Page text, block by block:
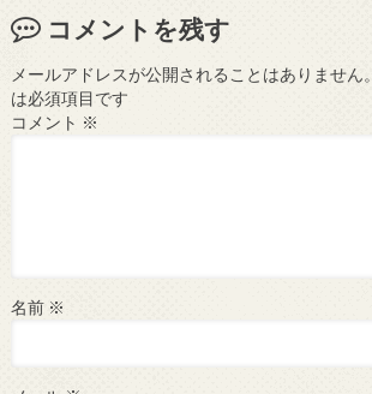
コメントを残す
メールアドレスが公開されることはありません。
は必須項目です
コメント ※
名前 ※